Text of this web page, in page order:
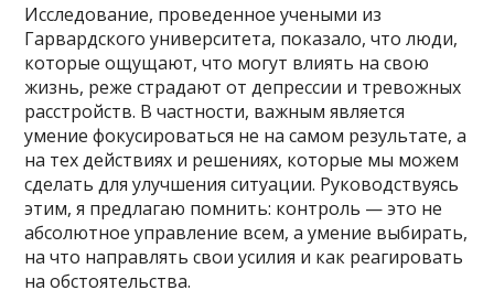
Исследование, проведенное учеными из
Гарвардского университета, показало, что люди,
которые ощущают, что могут влиять на свою
жизнь, реже страдают от депрессии и тревожных
расстройств. В частности, важным является
умение фокусироваться не на самом результате, а
на тех действиях и решениях, которые мы можем
сделать для улучшения ситуации. Руководствуясь
этим, я предлагаю помнить: контроль — это не
абсолютное управление всем, а умение выбирать,
на что направлять свои усилия и как реагировать
на обстоятельства.